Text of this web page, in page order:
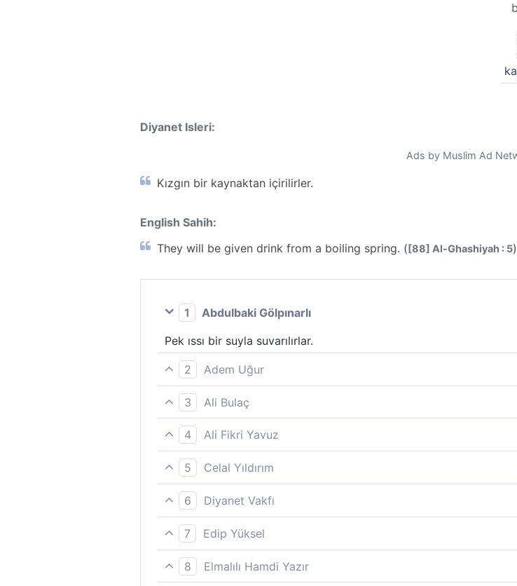
Diyanet Isleri:
Ads by Muslim Ad
Kızgın bir kaynaktan içirilirler.
English Sahih:
They will be given drink from a boiling spring. ([88] Al-Ghashiyah : 5)
1
Abdulbaki Gölpınarlı
Pek ıssı bir suyla suvarılırlar.
2
Adem Uğur
Onlara kaynar su pınarından içirilir.
3
Ali Bulaç
Kaynar bir kaynaktan içirilirler.
4
Ali Fikri Yavuz
Kaynar bir kaynaktan içirilirler.
5
Celal Yıldırım
Çok sıcak bir kaynaktan içirilirler.
6
Diyanet Vakfı
Onlara kaynar su pınarından içirilir.
7
Edip Yüksel
Kaynar bir pınardan içirilirler.
8
Elmalılı Hamdi Yazır